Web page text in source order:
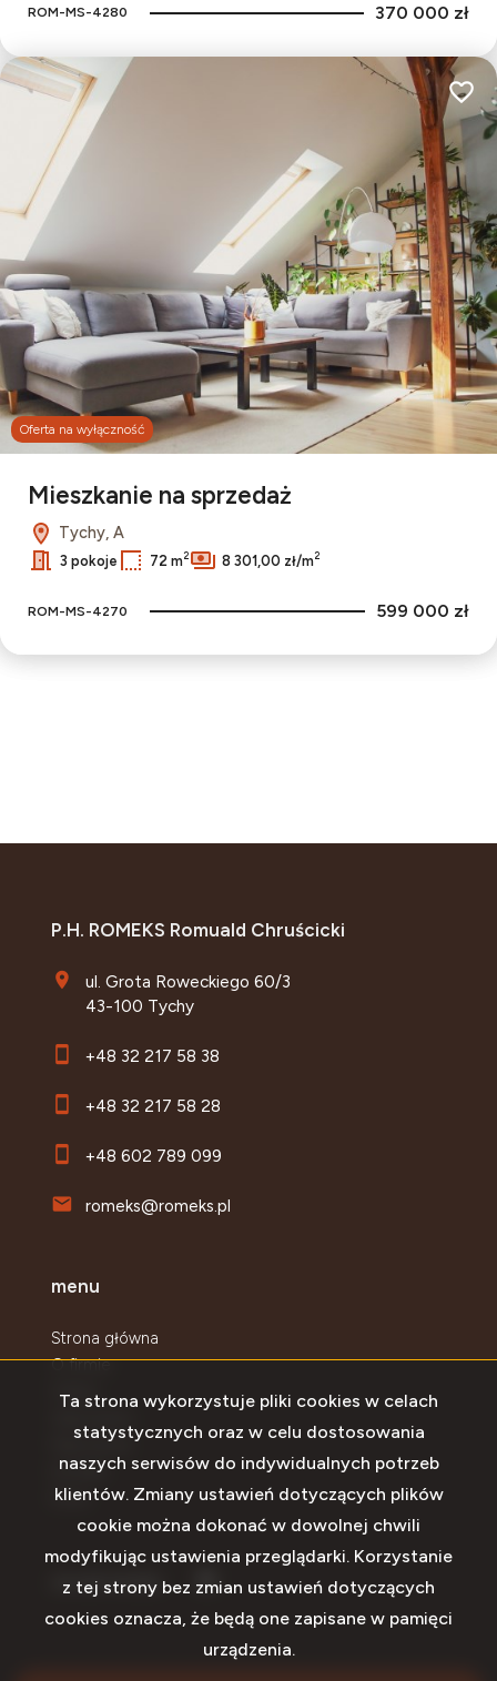
ROM-MS-4280 370 000 zł
Oferta na wyłączność
Dodaj
Mieszkanie na sprzedaż
Tychy, A
3 pokoje 72 m2 8 301,00 zł/m2
ROM-MS-4270 599 000 zł
P.H. ROMEKS Romuald Chruścicki
ul. Grota Roweckiego 60/3
43-100 Tychy
+48 32 217 58 38
+48 32 217 58 28
+48 602 789 099
romeks@romeks.pl
menu
Strona główna
O firmie
Oferty
Najnowsze
Kontakt
Rodo
social media Facebook
Ta strona wykorzystuje pliki cookies w celach
statystycznych oraz w celu dostosowania
naszych serwisów do indywidualnych potrzeb
klientów. Zmiany ustawień dotyczących plików
cookie można dokonać w dowolnej chwili
modyfikując ustawienia przeglądarki. Korzystanie
z tej strony bez zmian ustawień dotyczących
cookies oznacza, że będą one zapisane w pamięci
urządzenia.